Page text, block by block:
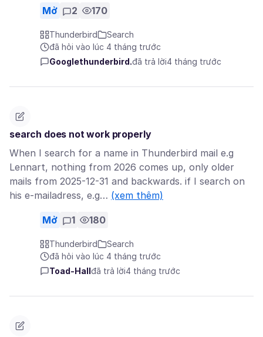
Mở 2 170
Thunderbird
Search
đã hỏi vào lúc 4 tháng trước
Googlethunderbird.đã trả lời4 tháng trước
search does not work properly
When I search for a name in Thunderbird mail e.g
Lennart, nothing from 2026 comes up, only older
mails from 2025-12-31 and backwards. if I search on
his e-mailadress, e.g… (xem thêm)
Mở 1 180
Thunderbird
Search
đã hỏi vào lúc 4 tháng trước
Toad-Hall đã trả lời4 tháng trước